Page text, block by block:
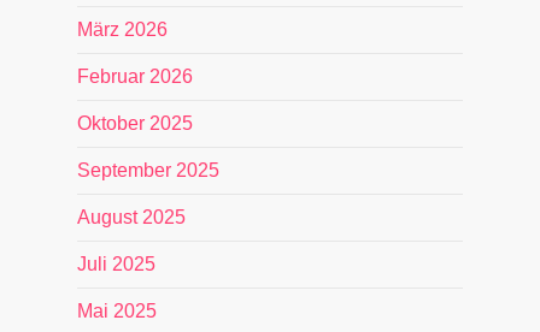
März 2026
Februar 2026
Oktober 2025
September 2025
August 2025
Juli 2025
Mai 2025